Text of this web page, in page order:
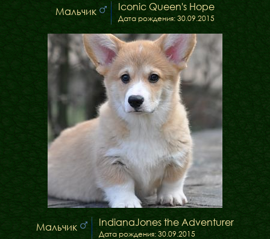
Мальчик Iconic Queen's Hope
Дата рождения: 30.09.2015
Мальчик IndianaJones the Adventurer
Дата рождения: 30.09.2015